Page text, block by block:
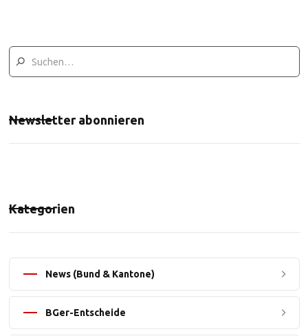
Newsletter abonnieren
Kategorien
News (Bund & Kantone)
BGer-Entscheide